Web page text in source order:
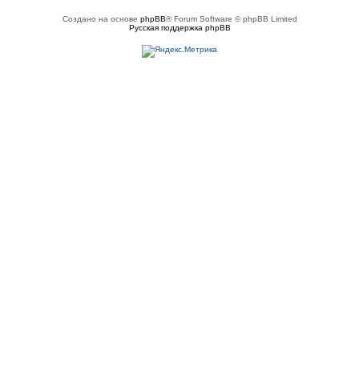
Создано на основе phpBB® Forum Software © phpBB Limited
Русская поддержка phpBB